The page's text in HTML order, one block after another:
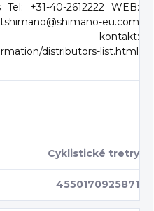
+31-40-2612222 WEB:
eu.com
distributors-list.html
Cyklistické tretry
4550170925871